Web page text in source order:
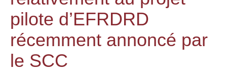
pilote d’EFRDRD
récemment annoncé par
le SCC